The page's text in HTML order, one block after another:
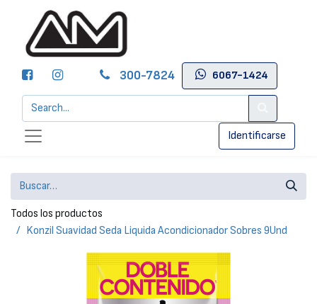
300-7824 6067-1424
Identificarse
Todos los productos
Konzil Suavidad Seda Liquida Acondicionador Sobres 9Und